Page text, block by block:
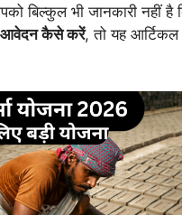
बिल्कुल भी जानकारी नहीं है
में आवेदन कैसे करें, तो यह